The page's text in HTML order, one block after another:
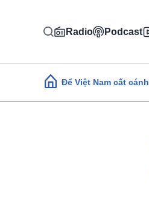
Radio Podcast
Main navigation
Để Việt Nam cất cánh